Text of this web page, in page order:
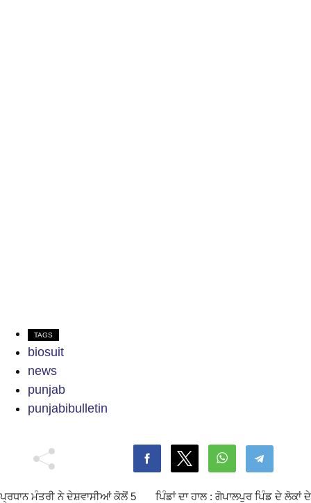
TAGS
biosuit
news
punjab
punjabibulletin
ਪ੍ਰਧਾਨ ਮੰਤਰੀ ਨੇ ਦੇਸ਼ਵਾਸੀਆਂ ਕੋਲੋਂ 5
ਪਿੰਡਾਂ ਦਾ ਹਾਲ : ਗੋਪਾਲਪੁਰ ਪਿੰਡ ਦੇ ਲੋਕਾਂ ਦੇ